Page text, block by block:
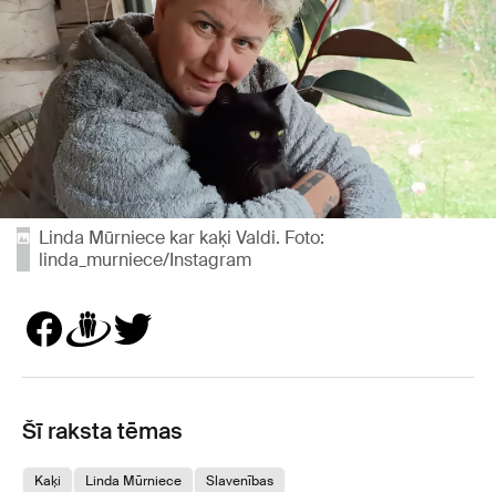
Linda Mūrniece kar kaķi Valdi. Foto:
linda_murniece/Instagram
Šī raksta tēmas
Kaķi Linda Mūrniece Slavenības